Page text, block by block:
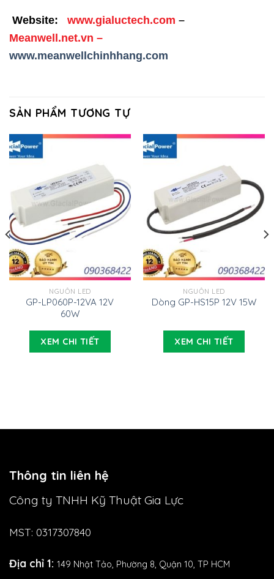
Website: www.gialuctech.com –
Meanwell.net.vn –
www.meanwellchinhhang.com
SẢN PHẨM TƯƠNG TỰ
NGUỒN LED
GP-LP060P-12VA 12V
60W
XEM CHI TIẾT
NGUỒN LED
Dòng GP-HS15P 12V 15W
XEM CHI TIẾT
Thông tin liên hệ
Công ty TNHH Kỹ Thuật Gia Lực
MST: 0317307840
Địa chỉ 1: 149 Nhật Tảo, Phường 8, Quận 10, TP HCM